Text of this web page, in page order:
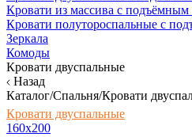
Кровати из массива с
Кровати полутороспальные с
Зеркала
Комоды
Кровати двуспальные
Назад
Каталог/Спальня/Кровати
Кровати двуспальные
160х200